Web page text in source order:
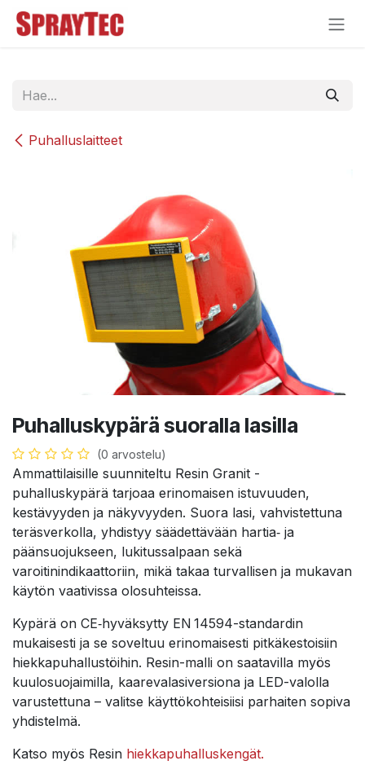
Siirry sisältöön
Puhalluslaitteet
Puhalluskypärä suoralla lasilla
(0 arvostelu)
Ammattilaisille suunniteltu Resin Granit -
puhalluskypärä tarjoaa erinomaisen istuvuuden,
kestävyyden ja näkyvyyden. Suora lasi, vahvistettuna
teräsverkolla, yhdistyy säädettävään hartia‑ ja
päänsuojukseen, lukitussalpaan sekä
varoitinindikaattoriin, mikä takaa turvallisen ja mukavan
käytön vaativissa olosuhteissa.
Kypärä on CE‑hyväksytty EN 14594-standardin
mukaisesti ja se soveltuu erinomaisesti pitkäkestoisiin
hiekkapuhallustöihin. Resin-malli on saatavilla myös
kuulosuojaimilla, kaarevalasiversiona ja LED-valolla
varustettuna – valitse käyttökohteisiisi parhaiten sopiva
yhdistelmä.
Katso myös Resin hiekkapuhalluskengät.